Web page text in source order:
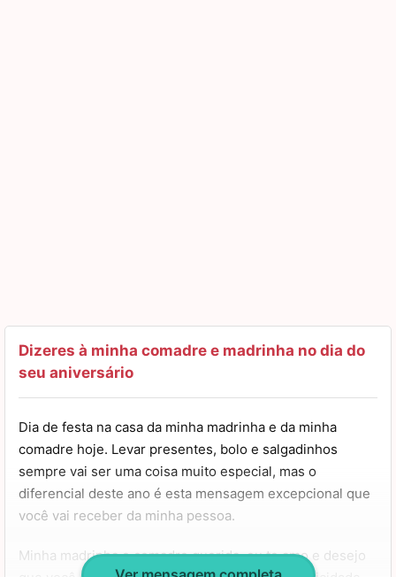
Dizeres à minha comadre e madrinha no dia do
seu aniversário
Dia de festa na casa da minha madrinha e da minha
comadre hoje. Levar presentes, bolo e salgadinhos
sempre vai ser uma coisa muito especial, mas o
diferencial deste ano é esta mensagem excepcional que
você vai receber da minha pessoa.
Minha madrinha e comadre querida, eu te amo e desejo